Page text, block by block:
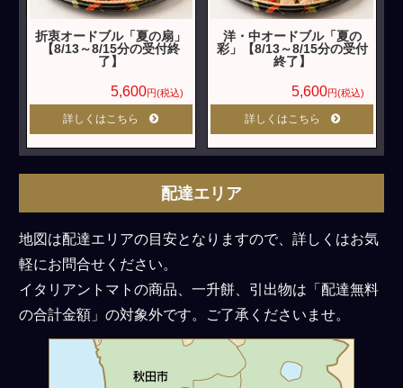
折衷オードブル「夏の扇」
【8/13～8/15分の受付終
了】
5,600円(税込)
詳しくはこちら
洋・中オードブル「夏の
彩」【8/13～8/15分の受付
終了】
5,600円(税込)
詳しくはこちら
配達エリア
地図は配達エリアの目安となりますので、詳しくはお気
軽にお問合せください。
イタリアントマトの商品、一升餅、引出物は「配達無料
の合計金額」の対象外です。ご了承くださいませ。